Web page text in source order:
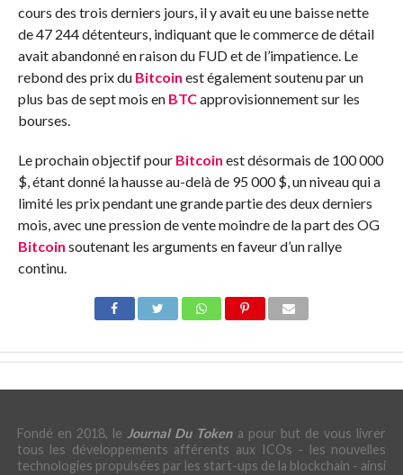
cours des trois derniers jours, il y avait eu une baisse nette
de 47 244 détenteurs, indiquant que le commerce de détail
avait abandonné en raison du FUD et de l’impatience. Le
rebond des prix du Bitcoin est également soutenu par un
plus bas de sept mois en BTCapprovisionnement sur les
bourses.
Le prochain objectif pour Bitcoin est désormais de 100 000
$, étant donné la hausse au-delà de 95 000 $, un niveau qui a
limité les prix pendant une grande partie des deux derniers
mois, avec une pression de vente moindre de la part des OG
Bitcoin soutenant les arguments en faveur d’un rallye
continu.
Fondé en 2018, le Journal Du Tokena pour but de vous livrer
tous les développements afférents aux ICOs - les nouvelles
technologies propulsées par les start-ups de la blockchain - ainsi